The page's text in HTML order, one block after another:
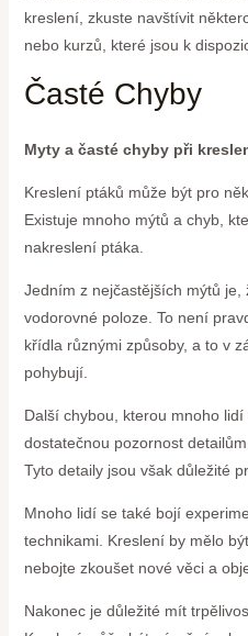
kreslení, zkuste navštívit
nebo kurzů, které jsou k
Časté Chyby
Myty a časté chyby při
Kreslení ptáků může být pro
Existuje mnoho mýtů a chyb,
nakreslení ptáka.
Jedním z nejčastějších mýtů
vodorovné poloze. To není
křídla různými způsoby, a to v
pohybují.
Další chybou, kterou mnoho
dostatečnou pozornost
Tyto detaily jsou však důležité
Mnoho lidí se také bojí
technikami. Kreslení by mělo
nebojte zkoušet nové věci a
Nakonec je důležité mít